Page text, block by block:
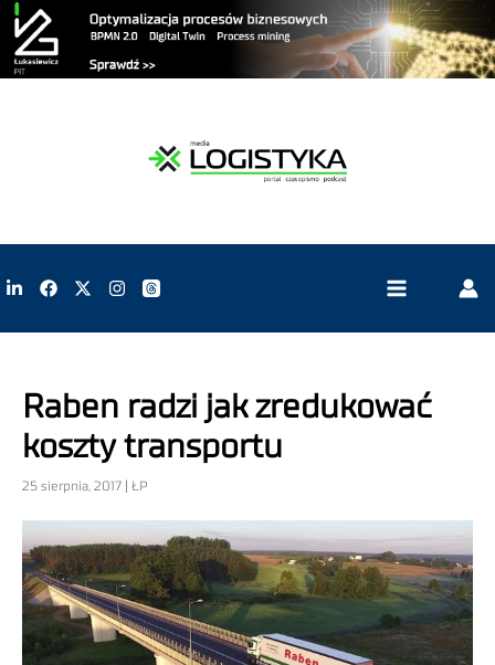
Raben radzi jak zredukować
koszty transportu
25 sierpnia, 2017 | ŁP